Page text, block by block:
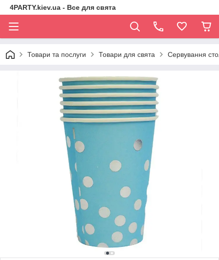
4PARTY.kiev.ua - Все для свята
Товари та послуги Товари для свята Сервування